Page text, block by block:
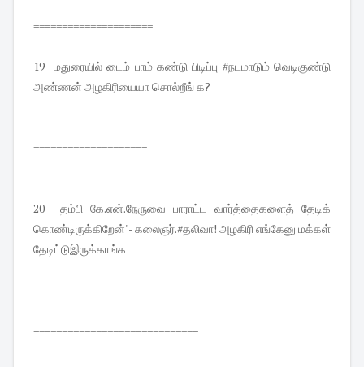
=====================
19 மதுரையில் டைம் பாம் கண்டு பிடிப்பு #நடமாடும் வெடிகுண்டு
அண்ணன் அழகிரியையா சொல்றீங் க?
====================
20 தம்பி கே.என்.நேருவை பாராட்ட வார்த்தைகளைத் தேடிக்
கொண்டிருக்கிறேன்' - கலைஞர்.#தலிவா! அழகிரி எங்கேனு மக்கள்
தேடிட்டுஇருக்காங்க
=============================